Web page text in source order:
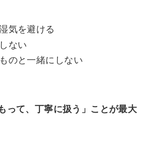
気を避ける
ない
のと一緒にしない
って、丁寧に扱う」ことが最大